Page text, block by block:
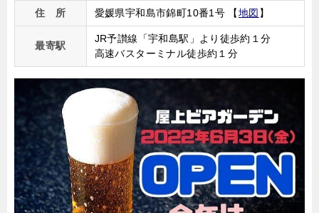
住 所 愛媛県宇和島市錦町10番1号 【地図 】
最寄駅
JR予讃線「宇和島駅」より徒歩約１分
高速バスターミナル徒歩約１分